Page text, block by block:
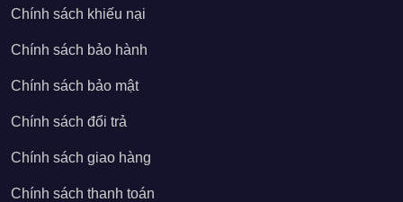
Chính sách khiếu nại
Chính sách bảo hành
Chính sách bảo mật
Chính sách đổi trả
Chính sách giao hàng
Chính sách thanh toán